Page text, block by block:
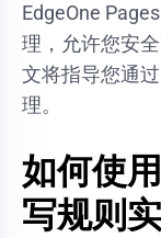
EdgeOne
理，允许您安
文将指导您通
理。
如何使
写规则